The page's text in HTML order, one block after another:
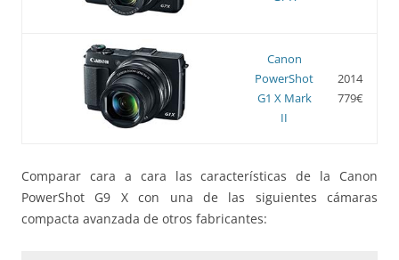
Canon
PowerShot
G1 X Mark
II
2014
779€
Comparar cara a cara las características de la Canon
PowerShot G9 X con una de las siguientes cámaras
compacta avanzada de otros fabricantes: